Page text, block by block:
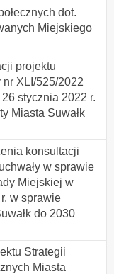
dot.
Miejskiego
projektu
nr XLI/525/2022
stycznia 2022 r.
Miasta Suwałk
konsultacji
w sprawie
Miejskiej w
w sprawie
do 2030
Strategii
Miasta